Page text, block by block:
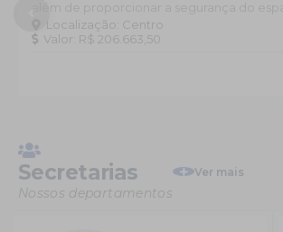
oferece informações através de uma
(símbolos e imagens) por meio de sinais
Localização: Centro
Valor:
R$ 206.663,50
Secretarias
Nossos departamentos
Ver mais